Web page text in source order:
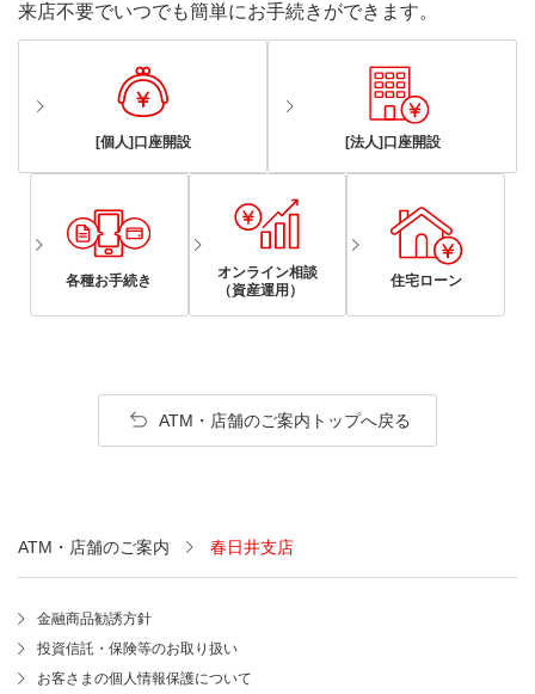
来店不要でいつでも簡単にお手続きができます。
[個人]口座開設 [法人]口座開設
各種お手続き
オンライン相談
（資産運用）
住宅ローン
ATM・店舗のご案内トップへ戻る
ATM・店舗のご案内 春日井支店
金融商品勧誘方針
投資信託・保険等のお取り扱い
お客さまの個人情報保護について